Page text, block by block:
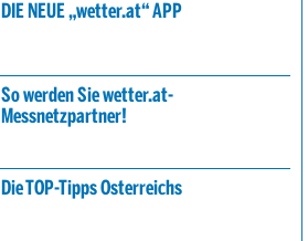
DIE NEUE „wetter.at“ APP
So werden Sie wetter.at-
Messnetzpartner!
Die TOP-Tipps Österreichs